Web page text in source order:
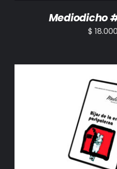
Mediodicho
$
AÑADIR AL CARRITO